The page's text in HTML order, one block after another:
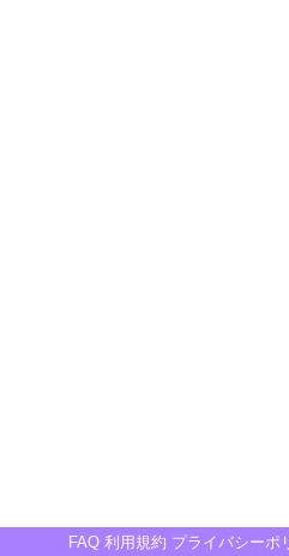
FAQ 利用規約 プライバシーポ